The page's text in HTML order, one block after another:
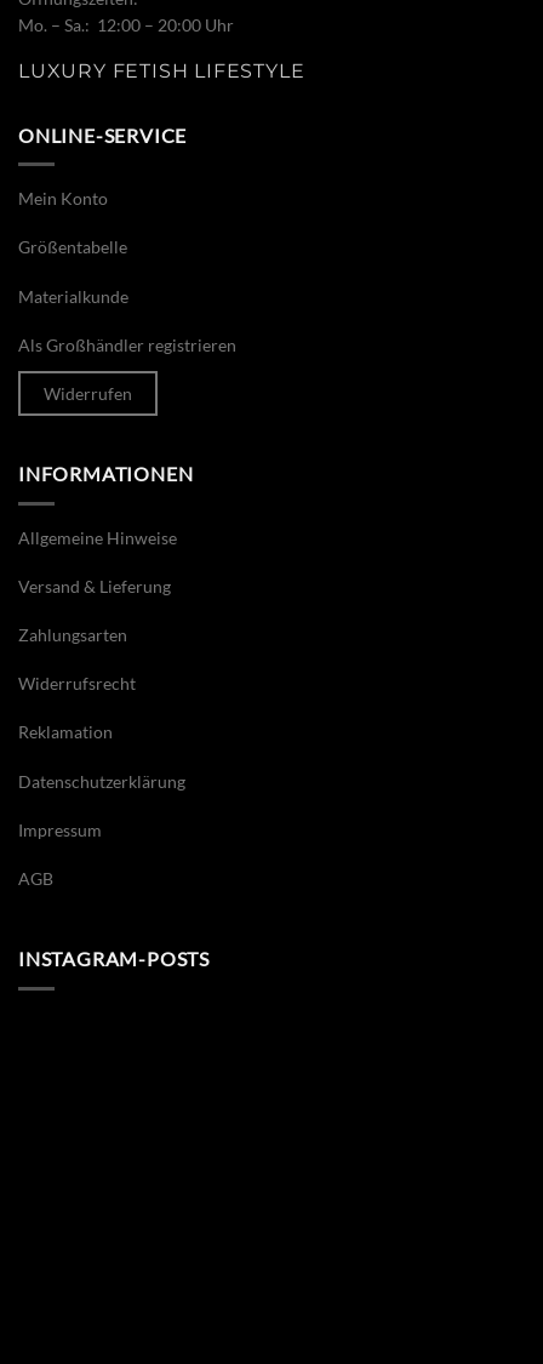
Mo. – Sa.: 12:00 – 20:00 Uhr
LUXURY FETISH LIFESTYLE
ONLINE-SERVICE
Mein Konto
Größentabelle
Materialkunde
Als Großhändler registrieren
Widerrufen
INFORMATIONEN
Allgemeine Hinweise
Versand & Lieferung
Zahlungsarten
Widerrufsrecht
Reklamation
Datenschutzerklärung
Impressum
AGB
INSTAGRAM-POSTS